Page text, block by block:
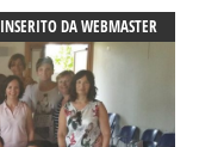
INSERITO DAWEBMASTER